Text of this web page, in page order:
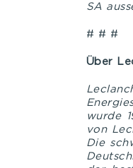
SA
# # #
Über
wurde
von
Die